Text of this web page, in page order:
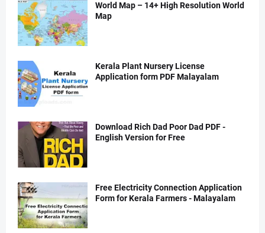
World Map – 14+ High Resolution World
Map
Kerala Plant Nursery License
Application form PDF Malayalam
Download Rich Dad Poor Dad PDF -
English Version for Free
Free Electricity Connection Application
Form for Kerala Farmers - Malayalam